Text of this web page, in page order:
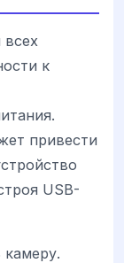
к
привести
USB-